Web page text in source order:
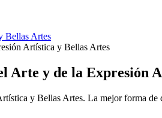
Bellas Artes
Artística y Bellas Artes
Arte y de la Expresión
y Bellas Artes. La mejor forma de